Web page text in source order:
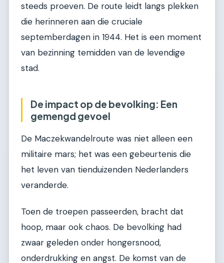
steeds proeven. De route leidt langs plekken
die herinneren aan die cruciale
septemberdagen in 1944. Het is een moment
van bezinning temidden van de levendige
stad.
De impact op de bevolking: Een
gemengd gevoel
De Maczekwandelroute was niet alleen een
militaire mars; het was een gebeurtenis die
het leven van tienduizenden Nederlanders
veranderde.
Toen de troepen passeerden, bracht dat
hoop, maar ook chaos. De bevolking had
zwaar geleden onder hongersnood,
onderdrukking en angst. De komst van de